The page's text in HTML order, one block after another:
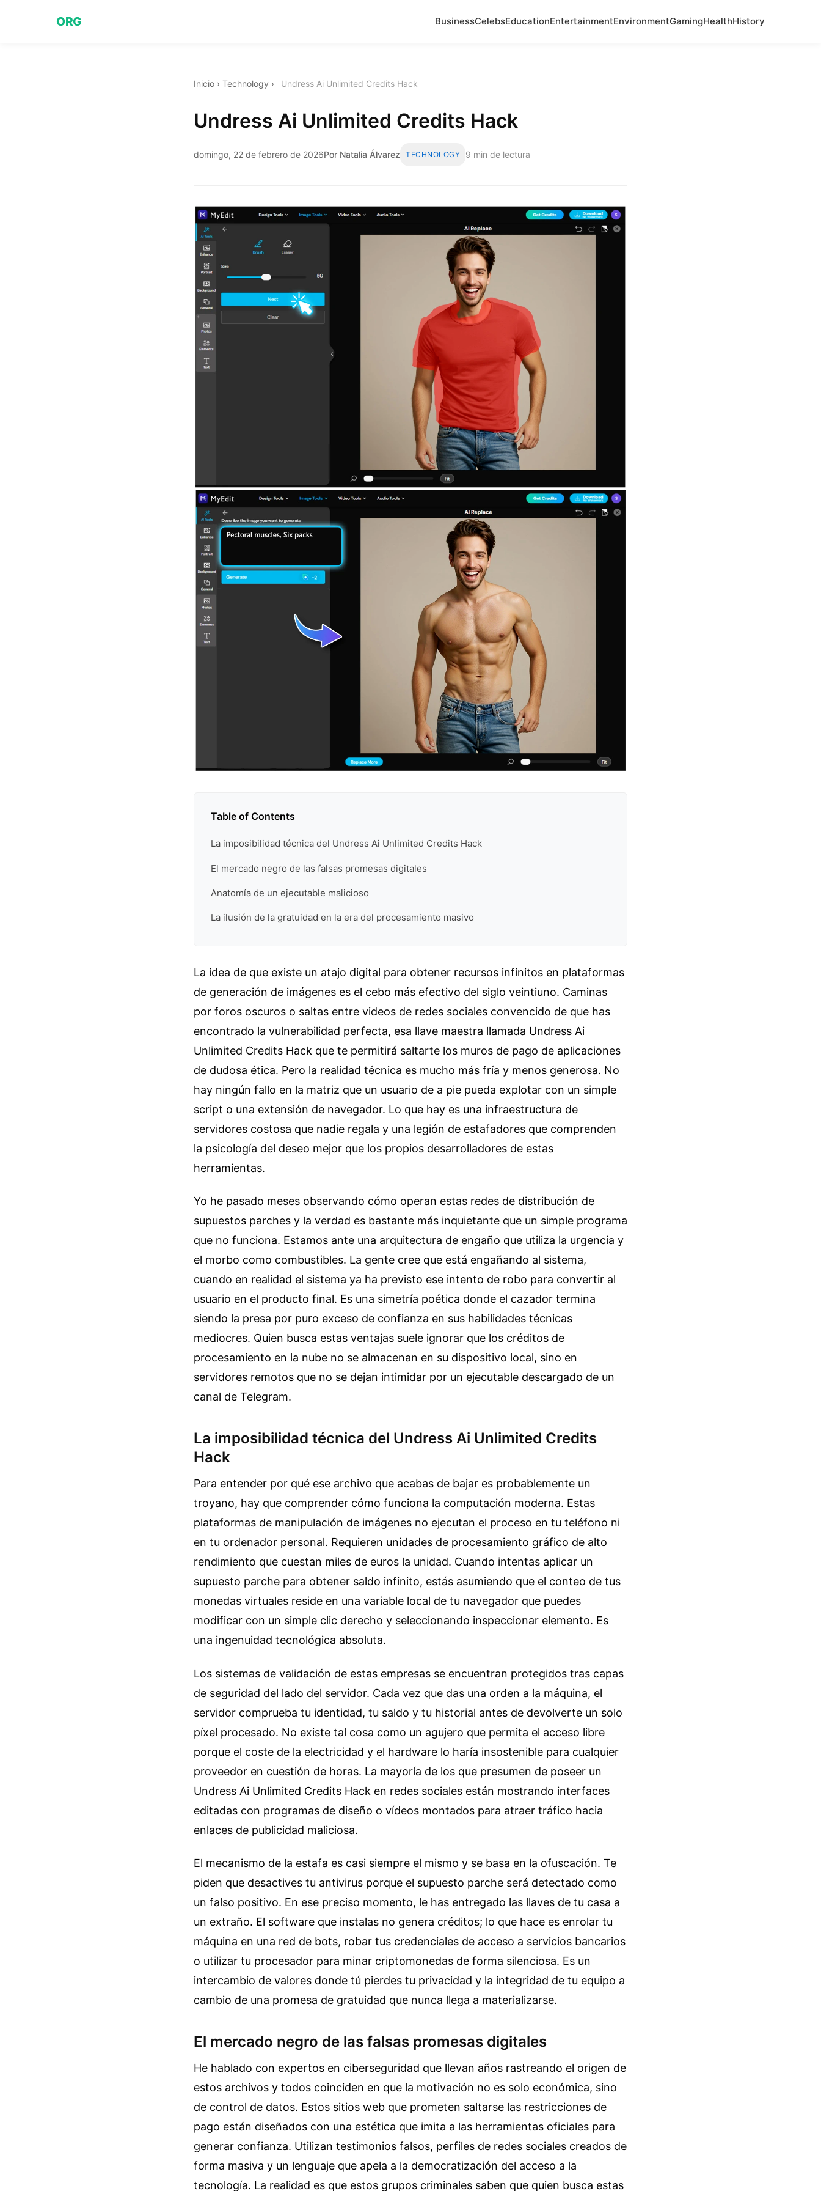
ORG BusinessCelebsEducationEntertainmentEnvironmentGamingHealthHistory
Inicio › Technology › Undress Ai Unlimited Credits Hack
Undress Ai Unlimited Credits Hack
domingo, 22 de febrero de 2026Por Natalia Álvarez TECHNOLOGY 9 min de lectura
Table of Contents
La imposibilidad técnica del Undress Ai Unlimited Credits Hack
El mercado negro de las falsas promesas digitales
Anatomía de un ejecutable malicioso
La ilusión de la gratuidad en la era del procesamiento masivo
La idea de que existe un atajo digital para obtener recursos infinitos en plataformas
de generación de imágenes es el cebo más efectivo del siglo veintiuno. Caminas
por foros oscuros o saltas entre videos de redes sociales convencido de que has
encontrado la vulnerabilidad perfecta, esa llave maestra llamada Undress Ai
Unlimited Credits Hack que te permitirá saltarte los muros de pago de aplicaciones
de dudosa ética. Pero la realidad técnica es mucho más fría y menos generosa. No
hay ningún fallo en la matriz que un usuario de a pie pueda explotar con un simple
script o una extensión de navegador. Lo que hay es una infraestructura de
servidores costosa que nadie regala y una legión de estafadores que comprenden
la psicología del deseo mejor que los propios desarrolladores de estas
herramientas.
Yo he pasado meses observando cómo operan estas redes de distribución de
supuestos parches y la verdad es bastante más inquietante que un simple programa
que no funciona. Estamos ante una arquitectura de engaño que utiliza la urgencia y
el morbo como combustibles. La gente cree que está engañando al sistema,
cuando en realidad el sistema ya ha previsto ese intento de robo para convertir al
usuario en el producto final. Es una simetría poética donde el cazador termina
siendo la presa por puro exceso de confianza en sus habilidades técnicas
mediocres. Quien busca estas ventajas suele ignorar que los créditos de
procesamiento en la nube no se almacenan en su dispositivo local, sino en
servidores remotos que no se dejan intimidar por un ejecutable descargado de un
canal de Telegram.
La imposibilidad técnica del Undress Ai Unlimited Credits
Hack
Para entender por qué ese archivo que acabas de bajar es probablemente un
troyano, hay que comprender cómo funciona la computación moderna. Estas
plataformas de manipulación de imágenes no ejecutan el proceso en tu teléfono ni
en tu ordenador personal. Requieren unidades de procesamiento gráfico de alto
rendimiento que cuestan miles de euros la unidad. Cuando intentas aplicar un
supuesto parche para obtener saldo infinito, estás asumiendo que el conteo de tus
monedas virtuales reside en una variable local de tu navegador que puedes
modificar con un simple clic derecho y seleccionando inspeccionar elemento. Es
una ingenuidad tecnológica absoluta.
Los sistemas de validación de estas empresas se encuentran protegidos tras capas
de seguridad del lado del servidor. Cada vez que das una orden a la máquina, el
servidor comprueba tu identidad, tu saldo y tu historial antes de devolverte un solo
píxel procesado. No existe tal cosa como un agujero que permita el acceso libre
porque el coste de la electricidad y el hardware lo haría insostenible para cualquier
proveedor en cuestión de horas. La mayoría de los que presumen de poseer un
Undress Ai Unlimited Credits Hack en redes sociales están mostrando interfaces
editadas con programas de diseño o vídeos montados para atraer tráfico hacia
enlaces de publicidad maliciosa.
El mecanismo de la estafa es casi siempre el mismo y se basa en la ofuscación. Te
piden que desactives tu antivirus porque el supuesto parche será detectado como
un falso positivo. En ese preciso momento, le has entregado las llaves de tu casa a
un extraño. El software que instalas no genera créditos; lo que hace es enrolar tu
máquina en una red de bots, robar tus credenciales de acceso a servicios bancarios
o utilizar tu procesador para minar criptomonedas de forma silenciosa. Es un
intercambio de valores donde tú pierdes tu privacidad y la integridad de tu equipo a
cambio de una promesa de gratuidad que nunca llega a materializarse.
El mercado negro de las falsas promesas digitales
He hablado con expertos en ciberseguridad que llevan años rastreando el origen de
estos archivos y todos coinciden en que la motivación no es solo económica, sino
de control de datos. Estos sitios web que prometen saltarse las restricciones de
pago están diseñados con una estética que imita a las herramientas oficiales para
generar confianza. Utilizan testimonios falsos, perfiles de redes sociales creados de
forma masiva y un lenguaje que apela a la democratización del acceso a la
tecnología. La realidad es que estos grupos criminales saben que quien busca estas